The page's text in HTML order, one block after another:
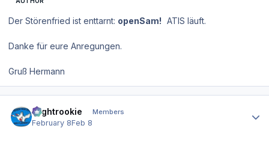
Der Störenfried ist enttarnt: openSam! ATIS läuft.
Danke für eure Anregungen.
Gruß Hermann
Flightrookie Members
February 8Feb 8